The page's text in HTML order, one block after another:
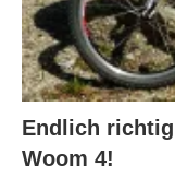
Endlich
Woom 4!